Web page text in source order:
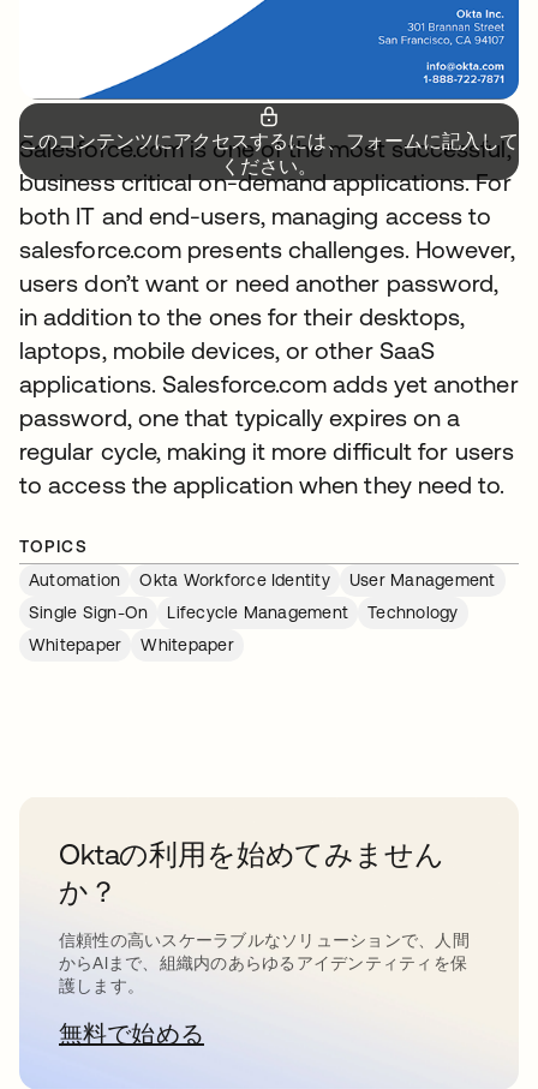
このコンテンツにアクセスするには、フォームに記入して
ください。
Salesforce.com is one of the most successful,
business critical on-demand applications. For
both IT and end-users, managing access to
salesforce.com presents challenges. However,
users don’t want or need another password,
in addition to the ones for their desktops,
laptops, mobile devices, or other SaaS
applications. Salesforce.com adds yet another
password, one that typically expires on a
regular cycle, making it more difficult for users
to access the application when they need to.
TOPICS
Automation
Okta Workforce Identity
User Management
Single Sign-On
Lifecycle Management
Technology
Whitepaper
Whitepaper
Oktaの利用を始めてみません
か？
信頼性の高いスケーラブルなソリューションで、人間
からAIまで、組織内のあらゆるアイデンティティを保
護します。
無料で始める新しいタブで開く